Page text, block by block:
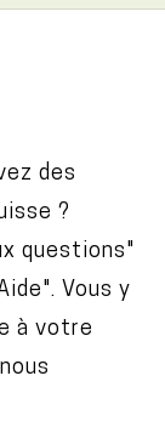
des
?
questions"
Vous y
à votre